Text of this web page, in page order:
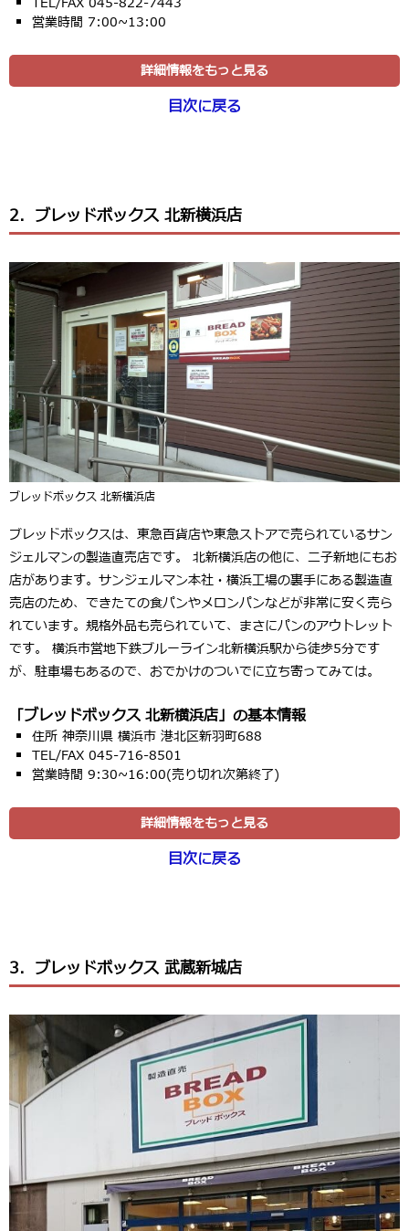
営業時間 7:00~13:00
詳細情報をもっと見る
目次に戻る
2．ブレッドボックス 北新横浜店
ブレッドボックス 北新横浜店
ブレッドボックスは、東急百貨店や東急ストアで売られているサン
ジェルマンの製造直売店です。 北新横浜店の他に、二子新地にもお
店があります。サンジェルマン本社・横浜工場の裏手にある製造直
売店のため、できたての食パンやメロンパンなどが非常に安く売ら
れています。規格外品も売られていて、まさにパンのアウトレット
です。 横浜市営地下鉄ブルーライン北新横浜駅から徒歩5分です
が、駐車場もあるので、おでかけのついでに立ち寄ってみては。
「ブレッドボックス 北新横浜店」の基本情報
住所 神奈川県 横浜市 港北区新羽町688
TEL/FAX 045-716-8501
営業時間 9:30~16:00(売り切れ次第終了)
詳細情報をもっと見る
目次に戻る
3．ブレッドボックス 武蔵新城店